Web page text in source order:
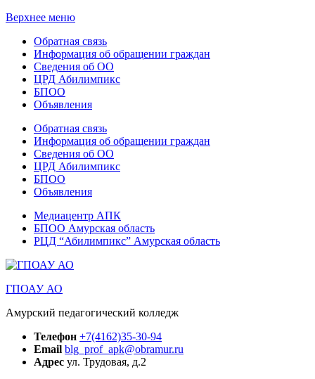
Верхнее меню
Обратная связь
Информация об обращении граждан
Сведения об ОО
ЦРД Абилимпикс
БПОО
Объявления
Обратная связь
Информация об обращении граждан
Сведения об ОО
ЦРД Абилимпикс
БПОО
Объявления
Медиацентр АПК
БПОО Амурская область
РЦД “Абилимпикс” Амурская область
ГПОАУ АО
Амурский педагогический колледж
Телефон +7(4162)35-30-94
Email blg_prof_apk@obramur.ru
Адрес ул. Трудовая, д.2